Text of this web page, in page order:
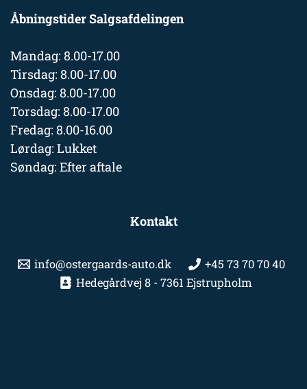
Åbningstider Salgsafdelingen
Mandag: 8.00-17.00
Tirsdag: 8.00-17.00
Onsdag: 8.00-17.00
Torsdag: 8.00-17.00
Fredag: 8.00-16.00
Lørdag: Lukket
Søndag: Efter aftale
Kontakt
info@ostergaards-auto.dk
+45 73 70 70 40
Hedegårdvej 8 - 7361 Ejstrupholm